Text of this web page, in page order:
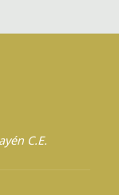
C.E.